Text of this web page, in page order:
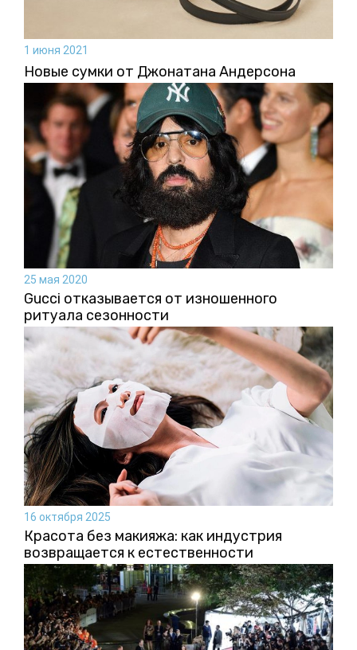
1 июня 2021
Новые сумки от Джонатана Андерсона
25 мая 2020
Gucci отказывается от изношенного
ритуала сезонности
16 октября 2025
Красота без макияжа: как индустрия
возвращается к естественности